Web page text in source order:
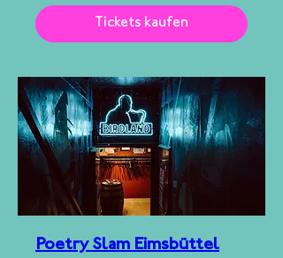
Tickets kaufen
Poetry Slam Eimsbüttel